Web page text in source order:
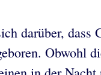
darüber,
Obwohl